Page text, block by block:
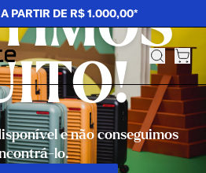
A PARTIR DE R$ 1.000,00*
e não conseguimos
lo.